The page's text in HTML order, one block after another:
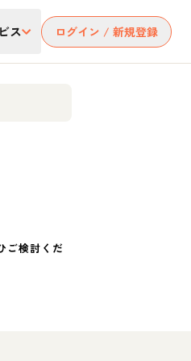
ス ログイン / 新規登録
ご検討くだ